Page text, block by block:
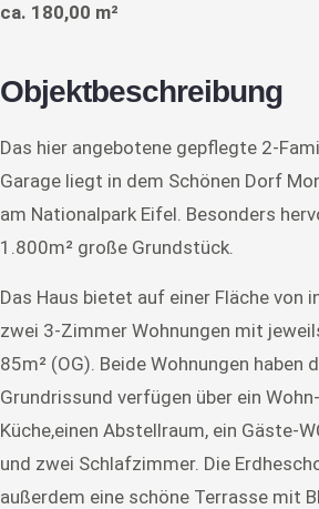
ca. 180,00 m²
Objektbeschreibung
Das hier angebotene gepflegte 2-
Garage liegt in dem Schönen Dorf
am Nationalpark Eifel. Besonders
1.800m² große Grundstück.
Das Haus bietet auf einer Fläche von
zwei 3-Zimmer Wohnungen mit
85m² (OG). Beide Wohnungen haben
Grundrissund verfügen über ein
Küche,einen Abstellraum, ein Gäste-
und zwei Schlafzimmer. Die
außerdem eine schöne Terrasse mit